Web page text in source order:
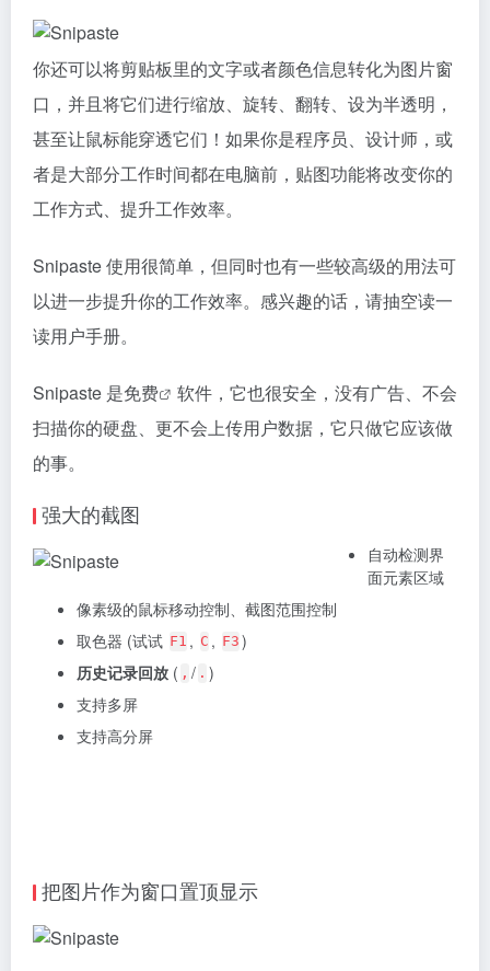
你还可以将剪贴板里的文字或者颜色信息转化为图片窗
口，并且将它们进行缩放、旋转、翻转、设为半透明，
甚至让鼠标能穿透它们！如果你是程序员、设计师，或
者是大部分工作时间都在电脑前，贴图功能将改变你的
工作方式、提升工作效率。
Snipaste 使用很简单，但同时也有一些较高级的用法可
以进一步提升你的工作效率。感兴趣的话，请抽空读一
读用户手册。
Snipaste 是免费
软件，它也很安全，没有广告、不会
扫描你的硬盘、更不会上传用户数据，它只做它应该做
的事。
强大的截图
自动检测界
面元素区域
像素级的鼠标移动控制、截图范围控制
取色器 (试试 F1 , C , F3 )
历史记录回放 ( , / . )
支持多屏
支持高分屏
把图片作为窗口置顶显示